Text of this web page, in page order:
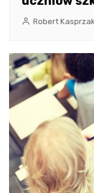
Robert Kasprzak